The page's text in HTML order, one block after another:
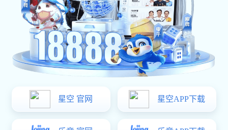
龙8头号玩家:פתרון מערכת
חכם
龙8头号玩家:תנאי עבודה
במקום
龙8头号玩家:כישורי ארגון 龙8头号玩家:סרטון מוצר